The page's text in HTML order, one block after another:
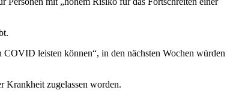
leisten können“, in den nächsten Wochen würden
Krankheit zugelassen worden.